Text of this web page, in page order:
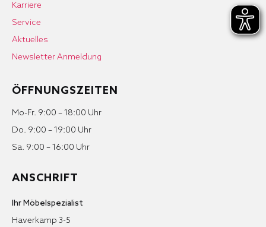
Karriere
Service
Aktuelles
Newsletter Anmeldung
ÖFFNUNGSZEITEN
Mo-Fr. 9:00 – 18:00 Uhr
Do. 9:00 – 19:00 Uhr
Sa. 9:00 – 16:00 Uhr
ANSCHRIFT
Ihr Möbelspezialist
Haverkamp 3-5